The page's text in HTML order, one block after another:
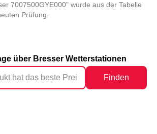
‎7007500GYE000" wurde aus der Tabelle
Prüfung.
über Bresser Wetterstationen
Finden